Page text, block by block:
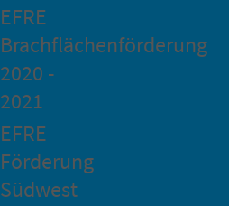
EFRE
Brachflächenförderung
2020 -
2021
EFRE
Förderung
Südwest